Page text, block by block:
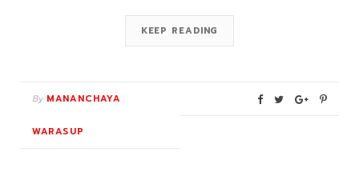
KEEP READING
By MANANCHAYA
WARASUP